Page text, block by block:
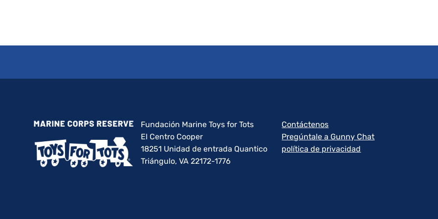
Fundación Marine Toys for Tots
El Centro Cooper
18251 Unidad de entrada Quantico
Triángulo, VA 22172-1776
Contáctenos
Pregúntale a Gunny Chat
política de privacidad